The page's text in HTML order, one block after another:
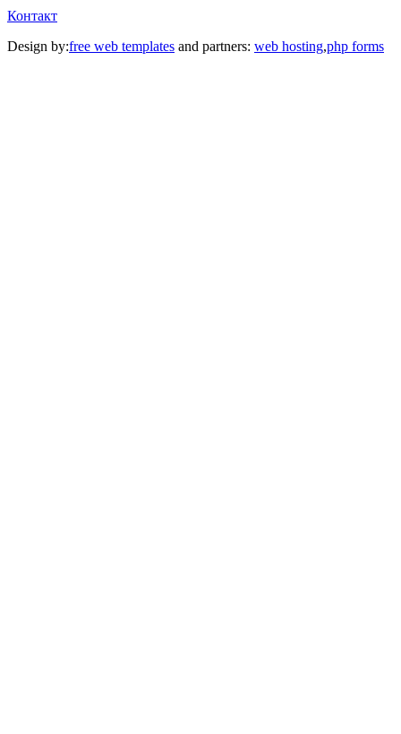
Контакт
Design by:free web templates and partners: web hosting,php forms